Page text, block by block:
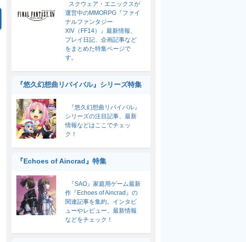
スクウェア・エニックスが
運営中のMMORPG『ファイ
ナルファンタジー
XIV（FF14）』最新情報、
プレイ日記、企画記事など
をまとめた特集ページで
す。
『悠久幻想曲リバイバル』シリーズ特集
『悠久幻想曲リバイバル』
シリーズの注目記事、最新
情報などはここでチェッ
ク！
『Echoes of Aincrad』特集
『SAO』家庭用ゲーム最新
作『Echoes of Aincrad』の
関連記事を集約。インタビ
ューやレビュー、最新情報
などをチェック！